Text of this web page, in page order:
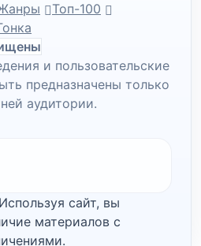
Топ-100
и пользовательские
предназначены только
аудитории.
Используя сайт, вы
материалов с